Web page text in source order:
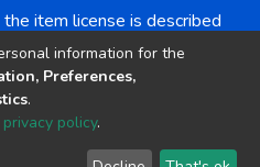
item license is described
NonCommercial-
© 2002-2026 LYRASIS
information for the
Preferences,
.
privacy policy.